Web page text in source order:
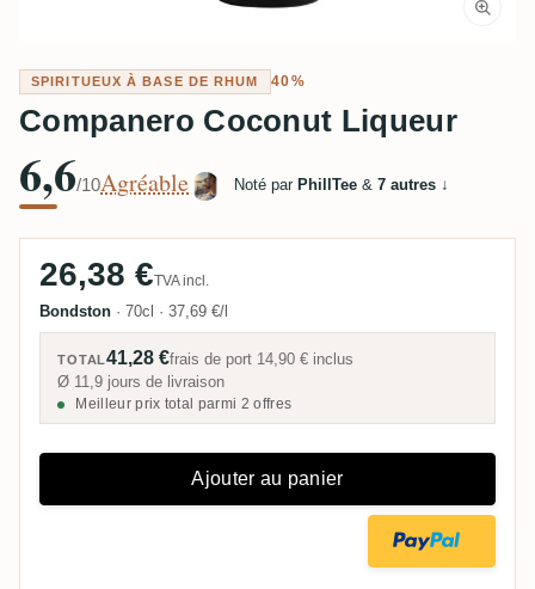
SPIRITUEUX À BASE DE RHUM 40%
Companero Coconut Liqueur
6,6/10Agréable Noté par PhillTee & 7 autres ↓
26,38 €TVA incl.
Bondston · 70cl · 37,69 €/l
TOTAL41,28 €frais de port 14,90 € inclus
Ø 11,9 jours de livraison
Meilleur prix total parmi 2 offres
Ajouter au panier